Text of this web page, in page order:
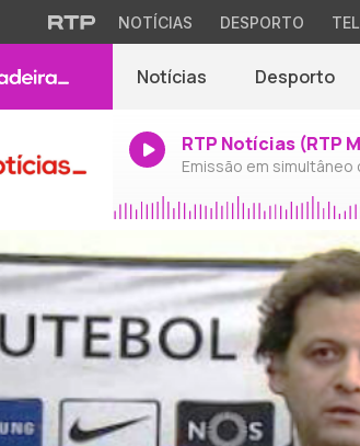
NOTÍCIAS DESPORTO
Notícias Desporto
RTP Notícias (RTP
Emissão em simultâneo